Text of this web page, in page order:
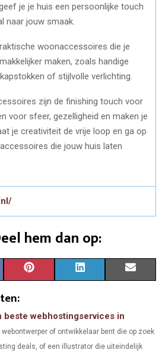
je je huis een persoonlijke touch
naar jouw smaak.
woonaccessoires die je
maken, zoals handige
of stijlvolle verlichting.
zijn de finishing touch voor
voor sfeer, gezelligheid en maken je
je creativiteit de vrije loop en ga op
die jouw huis laten
hem dan op:
A
R
N
T R
N
K R
I
beste webhostingservices in
webontwerper of ontwikkelaar bent die op zoek
deals, of een illustrator die uiteindelijk